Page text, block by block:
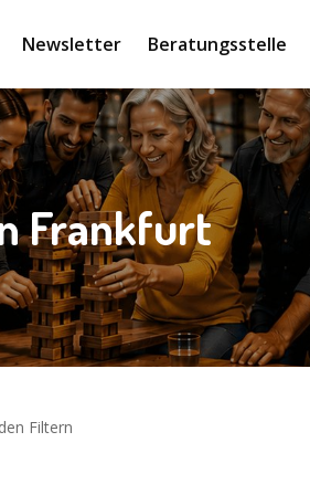
Newsletter Beratungsstelle
Frankfurt
Filtern